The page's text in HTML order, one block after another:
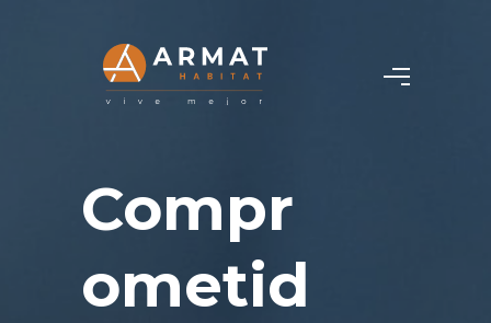
Compr
ometid